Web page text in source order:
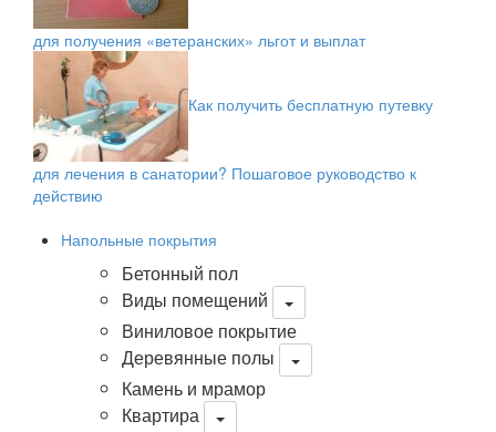
для получения «ветеранских» льгот и выплат
Как получить бесплатную путевку
для лечения в санатории? Пошаговое руководство к
действию
Напольные покрытия
Бетонный пол
Виды помещений
Виниловое покрытие
Деревянные полы
Камень и мрамор
Квартира